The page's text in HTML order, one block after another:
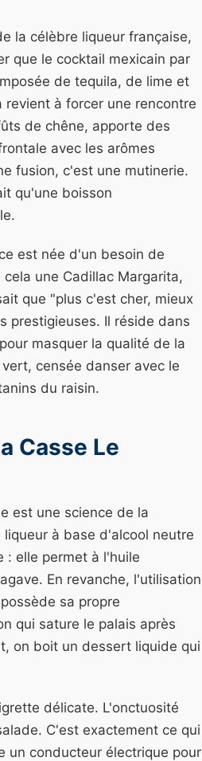
la célèbre liqueur française,
que le cocktail mexicain par
de tequila, de lime et
à forcer une rencontre
de chêne, apporte des
avec les arômes
fusion, c'est une mutinerie.
qu'une boisson
est née d'un besoin de
une Cadillac Margarita,
que "plus c'est cher, mieux
prestigieuses. Il réside dans
masquer la qualité de la
censée danser avec le
du raisin.
Casse Le
est une science de la
à base d'alcool neutre
: elle permet à l'huile
En revanche, l'utilisation
sa propre
qui sature le palais après
on boit un dessert liquide qui
délicate. L'onctuosité
C'est exactement ce qui
un conducteur électrique pour